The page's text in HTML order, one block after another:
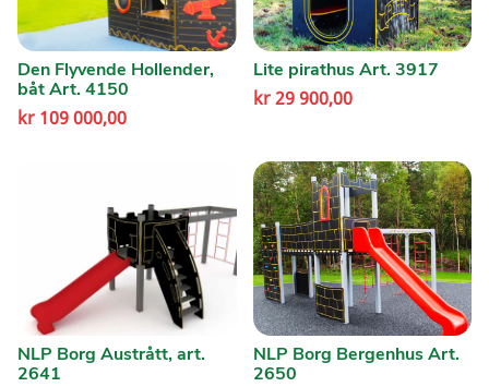
Den Flyvende Hollender,
båt Art. 4150
kr 109 000,00
Lite pirathus Art. 3917
kr29 900,00
NLP Borg Austrått, art.
2641
NLP Borg Bergenhus Art.
2650